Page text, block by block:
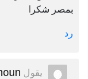
بمصر شكرا
رد
يقول